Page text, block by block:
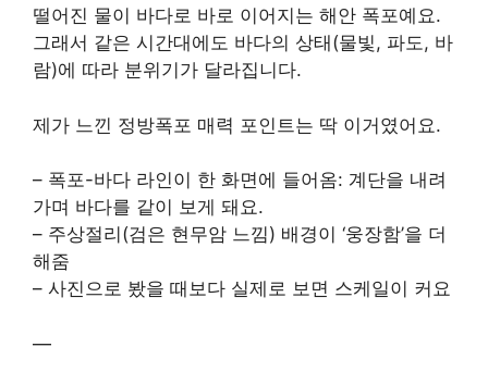
떨어진 물이 바다로 바로 이어지는 해안 폭포예요.
그래서 같은 시간대에도 바다의 상태(물빛, 파도, 바
람)에 따라 분위기가 달라집니다.
제가 느낀 정방폭포 매력 포인트는 딱 이거였어요.
– 폭포-바다 라인이 한 화면에 들어옴: 계단을 내려
가며 바다를 같이 보게 돼요.
– 주상절리(검은 현무암 느낌) 배경이 ‘웅장함’을 더
해줌
– 사진으로 봤을 때보다 실제로 보면 스케일이 커요
—